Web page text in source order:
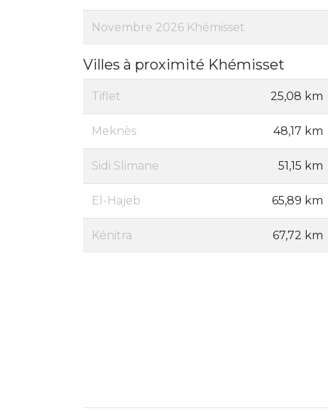
Novembre 2026 Khémisset
Villes à proximité Khémisset
Tiflet 25,08 km
Meknès 48,17 km
Sidi Slimane 51,15 km
El-Hajeb 65,89 km
Kénitra 67,72 km